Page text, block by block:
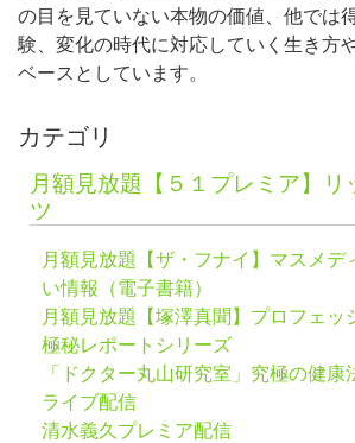
の目を見ていない本物の価値、他では
験、変化の時代に対応していく生き方
ベースとしています。
カテゴリ
月額見放題【５１プレミア】リ
ツ
月額見放題【ザ・フナイ】マスメデ
い情報（電子書籍）
月額見放題【塚澤真聞】プロフェッ
極秘レポートシリーズ
「ドクター丸山研究室」究極の健康
ライブ配信
清水義久プレミア配信